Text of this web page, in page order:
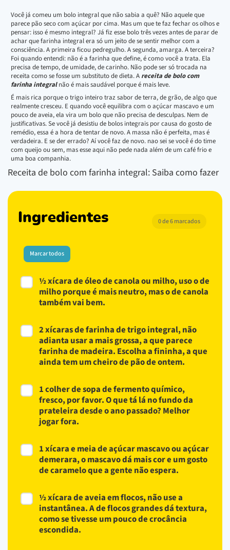
Você já comeu um bolo integral que não sabia a quê? Não aquele que
parece pão seco com açúcar por cima. Mas um que te faz fechar os olhos e
pensar: isso é mesmo integral? Já fiz esse bolo três vezes antes de parar de
achar que farinha integral era só um jeito de se sentir melhor com a
consciência. A primeira ficou pedregulho. A segunda, amarga. A terceira?
Foi quando entendi: não é a farinha que define, é como você a trata. Ela
precisa de tempo, de umidade, de carinho. Não pode ser só trocada na
receita como se fosse um substituto de dieta. A receita de bolo com
farinha integralnão é mais saudável porque é mais leve.
É mais rica porque o trigo inteiro traz sabor de terra, de grão, de algo que
realmente cresceu. E quando você equilibra com o açúcar mascavo e um
pouco de aveia, ela vira um bolo que não precisa de desculpas. Nem de
justificativas. Se você já desistiu de bolos integrais por causa do gosto de
remédio, essa é a hora de tentar de novo. A massa não é perfeita, mas é
verdadeira. E se der errado? Aí você faz de novo. nao sei se você é do time
com queijo ou sem, mas esse aqui não pede nada além de um café frio e
uma boa companhia.
Receita de bolo com farinha integral: Saiba como fazer
Ingredientes 0 de 6 marcados
Marcar todos
½ xícara de óleo de canola ou milho, uso o de
milho porque é mais neutro, mas o de canola
também vai bem.
2 xícaras de farinha de trigo integral, não
adianta usar a mais grossa, a que parece
farinha de madeira. Escolha a fininha, a que
ainda tem um cheiro de pão de ontem.
1 colher de sopa de fermento químico,
fresco, por favor. O que tá lá no fundo da
prateleira desde o ano passado? Melhor
jogar fora.
1 xícara e meia de açúcar mascavo ou açúcar
demerara, o mascavo dá mais cor e um gosto
de caramelo que a gente não espera.
½ xícara de aveia em flocos, não use a
instantânea. A de flocos grandes dá textura,
como se tivesse um pouco de crocância
escondida.